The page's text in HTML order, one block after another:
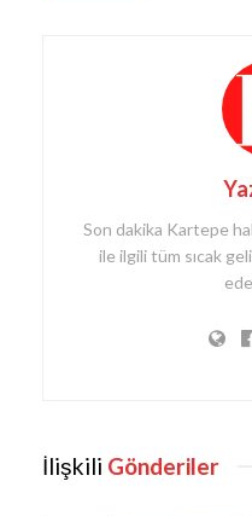
Son dakika Kartepe
ile ilgili tüm sıcak
İlişkili Gönderiler